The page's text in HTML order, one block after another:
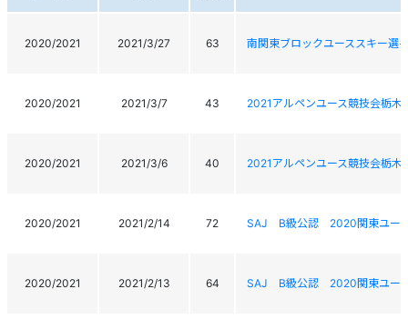
2020/2021 2021/3/27 63 南関東ブロックユーススキー選
2020/2021 2021/3/7 43 2021アルペンユース競技会栃木
2020/2021 2021/3/6 40 2021アルペンユース競技会栃木
2020/2021 2021/2/14 72 SAJ B級公認 2020関東ユース
2020/2021 2021/2/13 64 SAJ B級公認 2020関東ユース